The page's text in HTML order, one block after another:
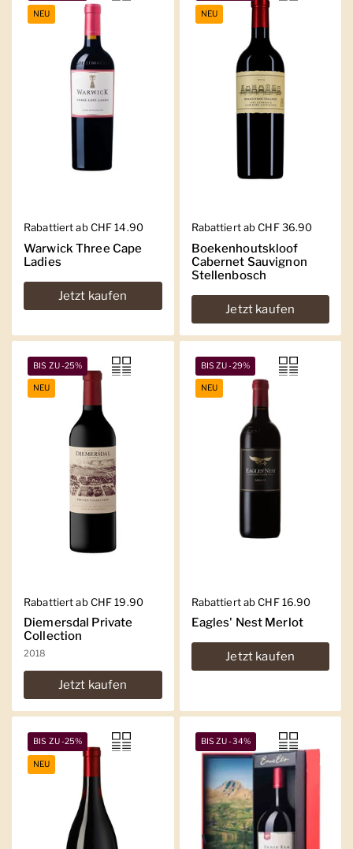
Regulärer Preis
Rabattiert ab CHF 14.90
Warwick Three Cape
Ladies
Jetzt kaufen
NEU
Regulärer Preis
Rabattiert ab CHF 36.90
Boekenhoutskloof
Cabernet Sauvignon
Stellenbosch
Jetzt kaufen
NEU
Regulärer Preis
Rabattiert ab CHF 19.90
Diemersdal Private
Collection
2018
Jetzt kaufen
BIS ZU -25%
NEU
Regulärer Preis
Rabattiert ab CHF 16.90
Eagles' Nest Merlot
Jetzt kaufen
BIS ZU -29%
NEU
BIS ZU -25%
NEU
BIS ZU -34%